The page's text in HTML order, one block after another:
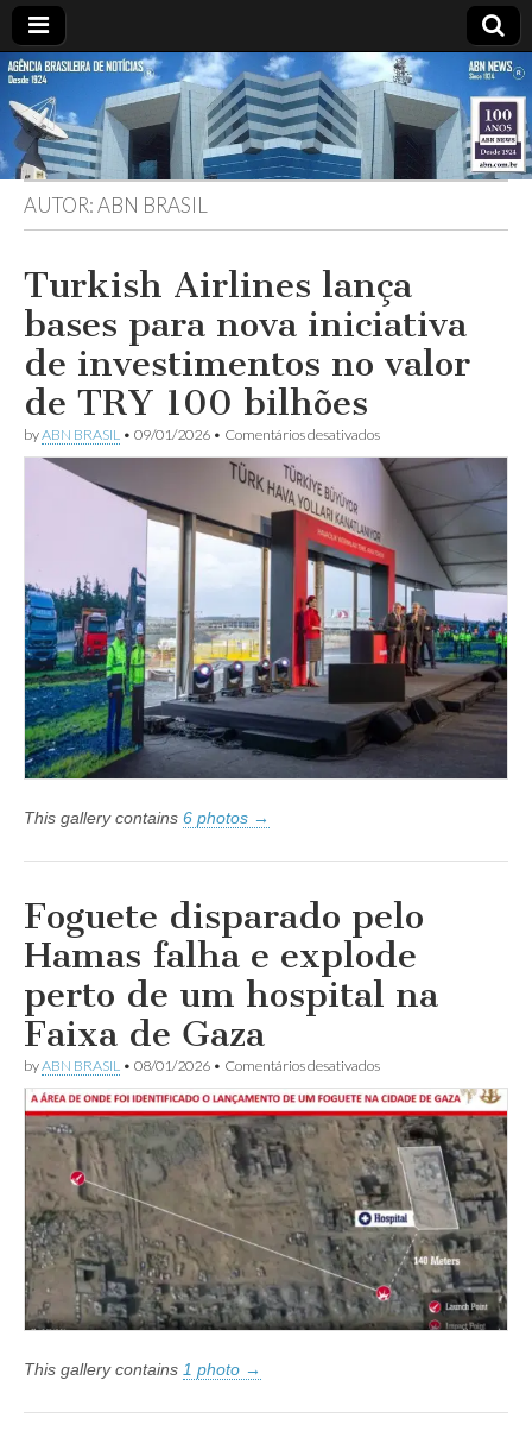
ABN
NEWS
Desde
1924:
ABN
Agência
Brasileira
de
Notícias
S.A.
AUTOR:ABN BRASIL
Turkish Airlines lança
bases para nova iniciativa
de investimentos no valor
de TRY 100 bilhões
byABN BRASIL • 09/01/2026 • Comentários desativadosem
Airlines
lança
bases
nova
iniciativa
de
investimentos
no
valor
de
100
bilhões
This gallery contains 6 photos →
Foguete disparado pelo
Hamas falha e explode
perto de um hospital na
Faixa de Gaza
byABN BRASIL • 08/01/2026 • Comentários desativadosem
Foguete
disparado
pelo
Hamas
falha
e
explode
perto
de
um
hospital
na
Faixa
de
This gallery contains 1 photo →